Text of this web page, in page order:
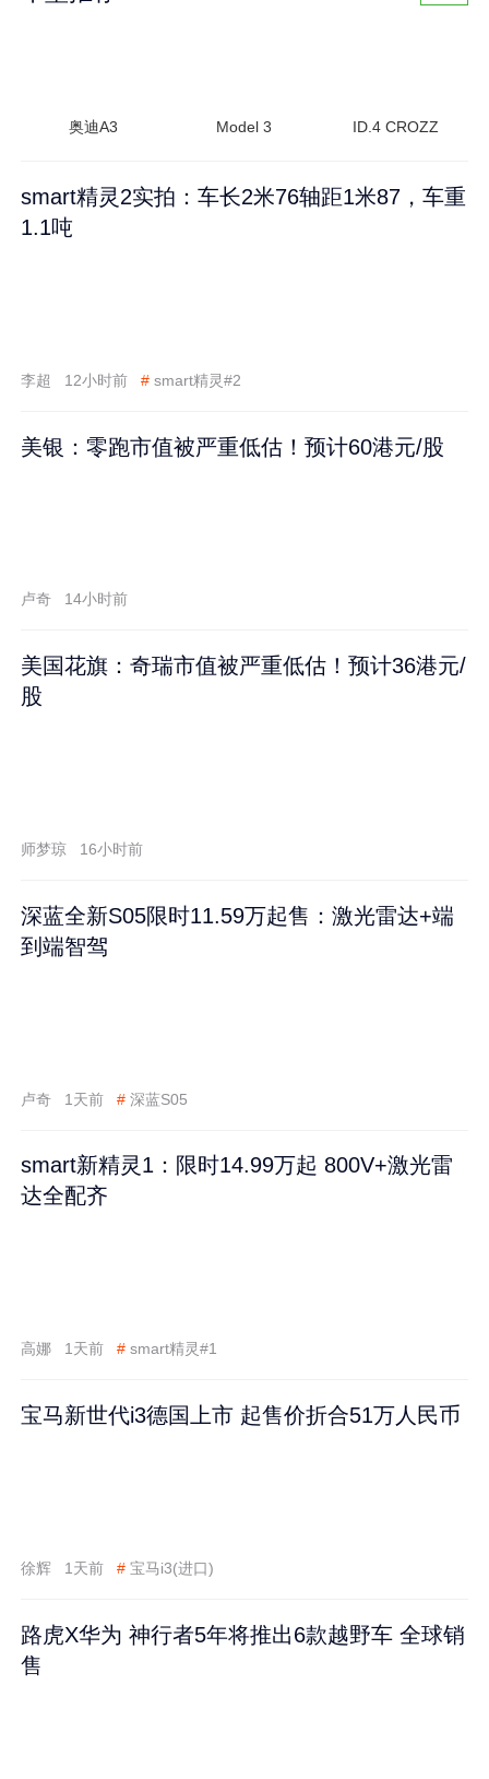
奥迪A3 Model 3 ID.4 CROZZ
smart精灵2实拍：车长2米76轴距1米87，车重
1.1吨
李超 12小时前 # smart精灵#2
美银：零跑市值被严重低估！预计60港元/股
卢奇 14小时前
美国花旗：奇瑞市值被严重低估！预计36港元/
股
师梦琼 16小时前
深蓝全新S05限时11.59万起售：激光雷达+端
到端智驾
卢奇 1天前 # 深蓝S05
smart新精灵1：限时14.99万起 800V+激光雷
达全配齐
高娜 1天前 # smart精灵#1
宝马新世代i3德国上市 起售价折合51万人民币
徐辉 1天前 # 宝马i3(进口)
路虎X华为 神行者5年将推出6款越野车 全球销
售